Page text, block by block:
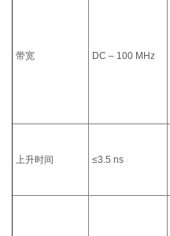
带宽 DC – 100 MHz
上升时间 ≤3.5 ns